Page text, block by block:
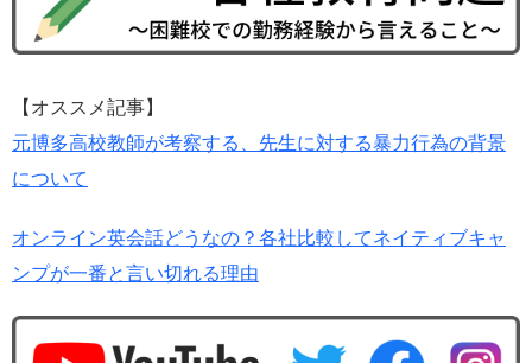
【オススメ記事】
元博多高校教師が考察する、先生に対する暴力行為の背景
について
オンライン英会話どうなの？各社比較してネイティブキャ
ンプが一番と言い切れる理由